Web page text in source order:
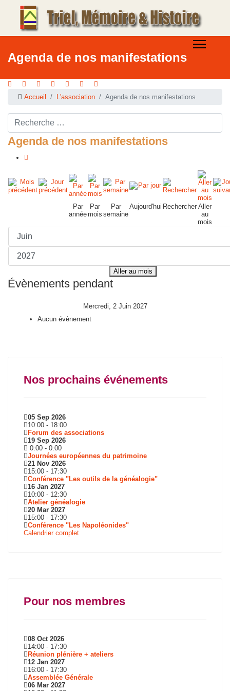
Agenda de nos manifestations
Accueil L'association Agenda de nos manifestations
Rechercher ...
Agenda de nos manifestations
Par
année
Par
mois
Par
semaine
Aujourd'hui Rechercher Aller
au
mois
Aller au mois
Évènements pendant
Mercredi, 2 Juin 2027
Aucun évènement
Nos prochains événements
05 Sep 2026
10:00 - 18:00
Forum des associations
19 Sep 2026
0:00 - 0:00
Journées européennes du patrimoine
21 Nov 2026
15:00 - 17:30
Conférence "Les outils de la généalogie"
16 Jan 2027
10:00 - 12:30
Atelier généalogie
20 Mar 2027
15:00 - 17:30
Conférence "Les Napoléonides"
Calendrier complet
Pour nos membres
08 Oct 2026
14:00 - 17:30
Réunion plénière + ateliers
12 Jan 2027
16:00 - 17:30
Assemblée Générale
06 Mar 2027